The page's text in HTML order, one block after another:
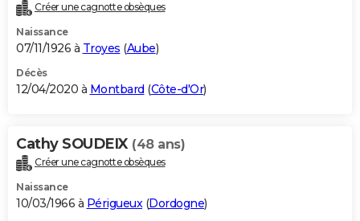
Créer une cagnotte obsèques
Naissance
07/11/1926 à Troyes (Aube)
Décès
12/04/2020 à Montbard (Côte-d'Or)
Cathy SOUDEIX (48 ans)
Créer une cagnotte obsèques
Naissance
10/03/1966 à Périgueux(Dordogne)